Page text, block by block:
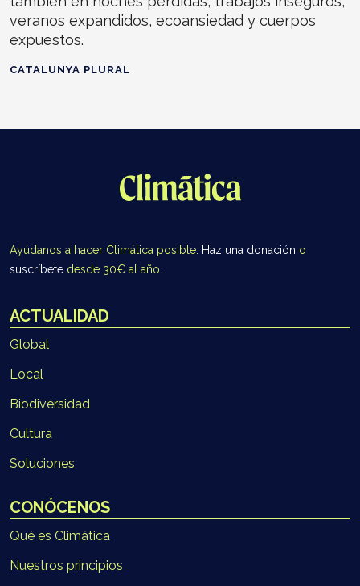
veranos expandidos, ecoansiedad y cuerpos
expuestos.
CATALUNYA PLURAL
ACTUALIDAD
Global
Local
Biodiversidad
Cultura
Soluciones
CONÓCENOS
Qué es Climática
Nuestros principios
Ayúdanos a hacer Climática posible. Haz una donación o
suscríbete desde 30€ al año.